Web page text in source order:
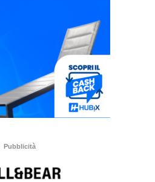
Pubblicità